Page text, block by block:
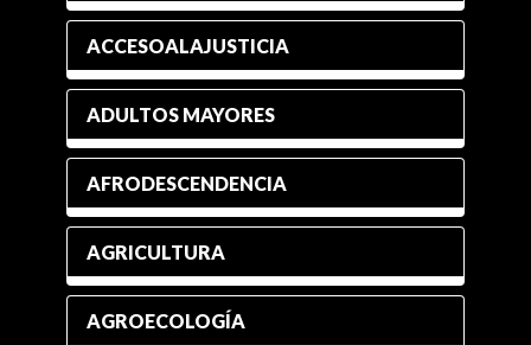
ACCESOALAJUSTICIA
ADULTOS MAYORES
AFRODESCENDENCIA
AGRICULTURA
AGROECOLOGÍA